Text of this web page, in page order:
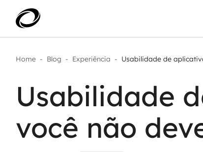
Aplicar IA com impacto real
Modernização de aplicações
Sustentar operações com
Escalar com segurança
Home - Blog - Experiência - Usabilidade de
Usabilidade
você não